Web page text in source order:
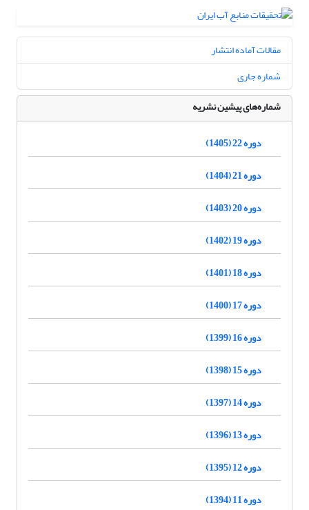
مقالات آماده انتشار
شماره جاری
شماره‌های پیشین نشریه
دوره 22 (1405)
دوره 21 (1404)
دوره 20 (1403)
دوره 19 (1402)
دوره 18 (1401)
دوره 17 (1400)
دوره 16 (1399)
دوره 15 (1398)
دوره 14 (1397)
دوره 13 (1396)
دوره 12 (1395)
دوره 11 (1394)